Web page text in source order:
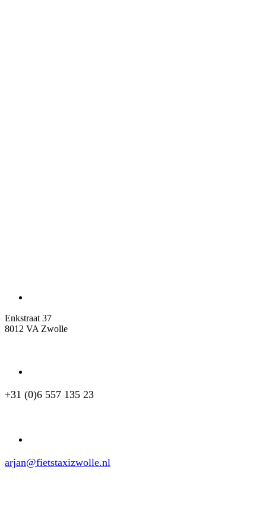
Enkstraat 37
8012 VA Zwolle
+31 (0)6 557 135 23
arjan@fietstaxizwolle.nl